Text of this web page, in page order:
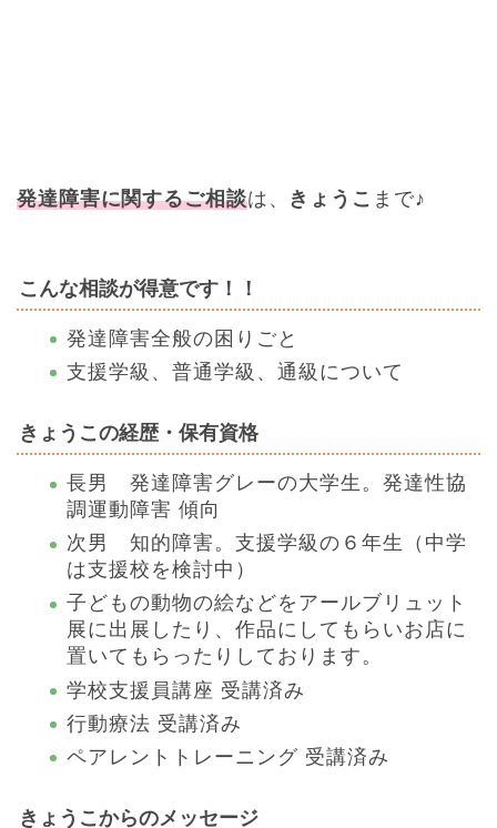
発達障害に関するご相談は、 きょうこ まで♪
こんな相談が得意です！！
発達障害全般の困りごと
支援学級、普通学級、通級について
きょうこの経歴・保有資格
長男 発達障害グレーの大学生。発達性協
調運動障害 傾向
次男 知的障害。支援学級の６年生（中学
は支援校を検討中）
子どもの動物の絵などをアールブリュット
展に出展したり、作品にしてもらいお店に
置いてもらったりしております。
学校支援員講座 受講済み
行動療法 受講済み
ペアレントトレーニング 受講済み
きょうこからのメッセージ